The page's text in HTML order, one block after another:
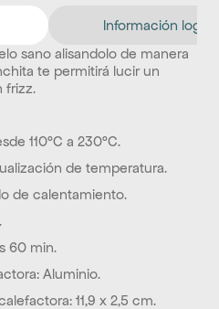
Información
sano alisandolo de manera
te permitirá lucir un
frizz.
110°C a 230°C.
de temperatura.
de calentamiento.
60 min.
Aluminio.
11,9 x 2,5 cm.